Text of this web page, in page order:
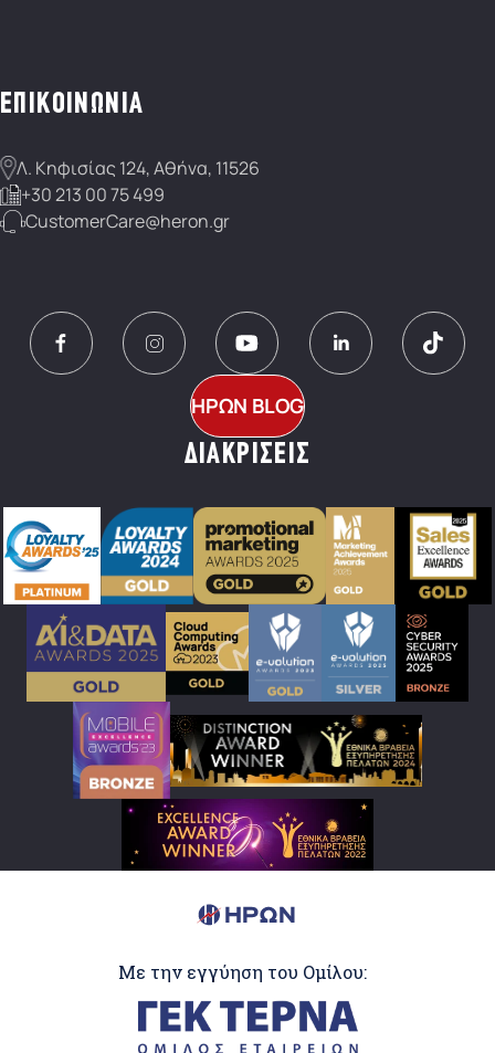
ΕΠΙΚΟΙΝΩΝΙΑ
Λ. Κηφισίας 124, Αθήνα, 11526
+30 213 00 75 499
CustomerCare@heron.gr
ΗΡΩΝ BLOG
ΔΙΑΚΡΙΣΕΙΣ
Με την εγγύηση του Ομίλου: